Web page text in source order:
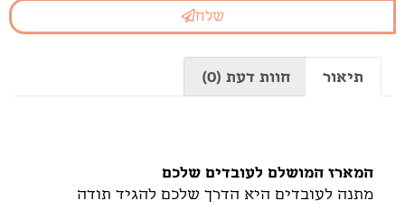
שלח
תיאור חוות דעת (0)
המארז המושלם לעובדים שלכם
מתנה לעובדים היא הדרך שלכם להגיד תודה